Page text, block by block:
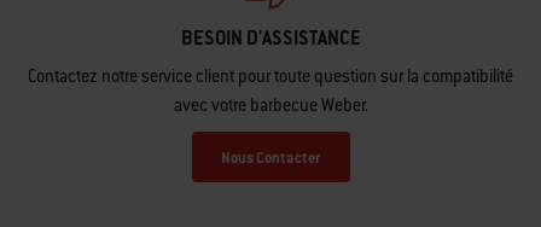
BESOIN D'ASSISTANCE
Contactez notre service client pour toute question sur la compatibilité
avec votre barbecue Weber.
Nous Contacter